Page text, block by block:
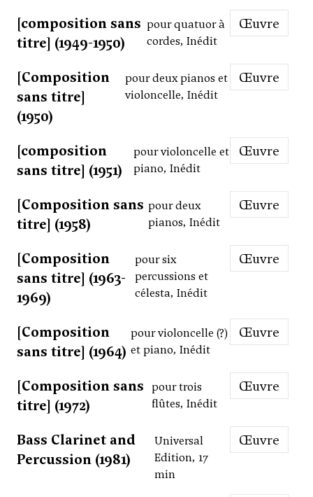
[composition sans
titre] (1949-1950)
pour quatuor à
cordes, Inédit
Œuvre
[Composition
sans titre]
(1950)
pour deux pianos et
violoncelle, Inédit
Œuvre
[composition
sans titre] (1951)
pour violoncelle et
piano, Inédit
Œuvre
[Composition sans
titre] (1958)
pour deux
pianos, Inédit
Œuvre
[Composition
sans titre] (1963-
1969)
pour six
percussions et
célesta, Inédit
Œuvre
[Composition
sans titre] (1964)
pour violoncelle (?)
et piano, Inédit
Œuvre
[Composition sans
titre] (1972)
pour trois
flûtes, Inédit
Œuvre
Bass Clarinet and
Percussion (1981)
Universal
Edition, 17
min
Œuvre